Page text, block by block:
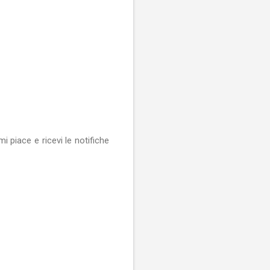
piace e ricevi le notifiche